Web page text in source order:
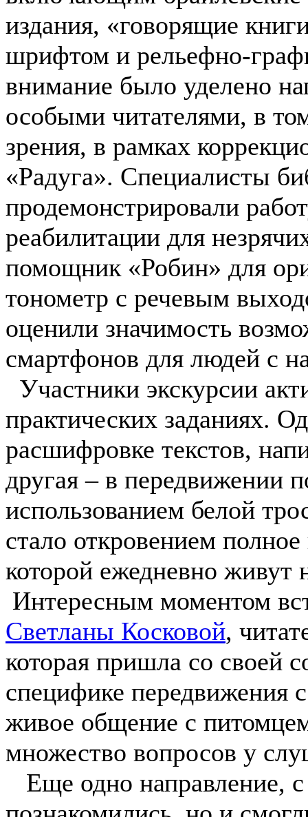
издания, «говорящие
шрифтом и рельефно-
внимание было уделено
особыми читателями, в
зрения, в рамках
«Радуга». Специалисты
продемонстрировали
реабилитации для
помощник «Робин» для
тонометр с речевым
оценили значимость
смартфонов для людей с
Участники экскурсии
практических заданиях.
расшифровке текстов,
другая – в передвижении
использованием белой
стало откровением
которой ежедневно живут
Интересным моментом
Светланы Косковой,
которая пришла со своей
специфике передвижения
живое общение с
множество вопросов у
Еще одно направление,